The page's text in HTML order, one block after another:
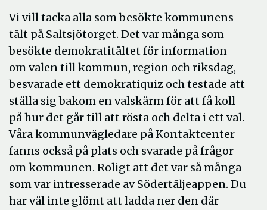
Vi vill tacka alla som besökte kommunens
tält på Saltsjötorget. Det var många som
besökte demokratitältet för information
om valen till kommun, region och riksdag,
besvarade ett demokratiquiz och testade att
ställa sig bakom en valskärm för att få koll
på hur det går till att rösta och delta i ett val.
Våra kommunvägledare på Kontaktcenter
fanns också på plats och svarade på frågor
om kommunen. Roligt att det var så många
som var intresserade av Södertäljeappen. Du
har väl inte glömt att ladda ner den där